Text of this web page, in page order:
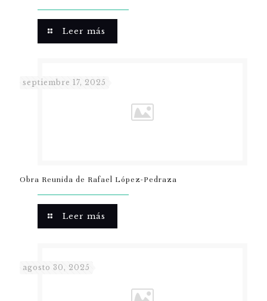
Leer más
septiembre 17, 2025
Obra Reunida de Rafael López-Pedraza
Leer más
agosto 30, 2025